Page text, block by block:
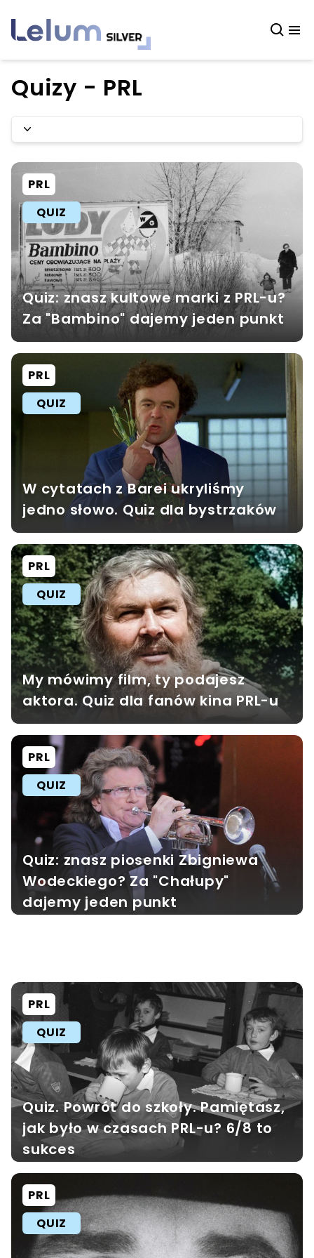
Quizy - PRL
PRL
QUIZ
Quiz: znasz kultowe marki z PRL-u?
Za "Bambino" dajemy jeden punkt
PRL
QUIZ
W cytatach z Barei ukryliśmy
jedno słowo. Quiz dla bystrzaków
PRL
QUIZ
My mówimy film, ty podajesz
aktora. Quiz dla fanów kina PRL-u
PRL
QUIZ
Quiz: znasz piosenki Zbigniewa
Wodeckiego? Za "Chałupy"
dajemy jeden punkt
PRL
QUIZ
Quiz. Powrót do szkoły. Pamiętasz,
jak było w czasach PRL-u? 6/8 to
sukces
PRL
QUIZ